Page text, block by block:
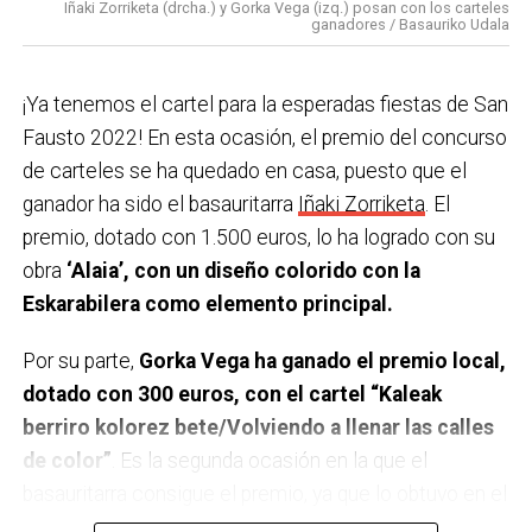
21:30 Pasacalles con Gazte-leku por las peatonales.
22:00 Disko Festa Sound en la carpa de Solobarria
GUDA DANTZA en la plaza Arizgoiti
23:59 Verbena con la orquesta REMIX en la plaza San
Fausto.
Domingo 9 de octubre
9:00 Txupin desde el Ayuntamiento.
9:30 Torneo popular y federado de Tenis de mesa en
el polideportivo Urbi.
10:00 Diana de Gaiteros con B. Haizedoinu Gaiteroak.
10:30 Semifinales del campeonato Open de Bizkaia
2022 de pelota mano en los frontones de Artunduaga.
Iñaki Zorriketa (drcha.) y Gorka Vega (izq.) posan con los carteles
ganadores / Basauriko Udala
¡Ya tenemos el cartel para la esperadas fiestas de San
Fausto 2022! En esta ocasión, el premio del concurso
de carteles se ha quedado en casa, puesto que el
ganador ha sido el basauritarra Iñaki Zorriketa. El
premio, dotado con 1.500 euros, lo ha logrado con su
obra ‘Alaia’, con un diseño colorido con la
Eskarabilera como elemento principal.
Por su parte, Gorka Vega ha ganado el premio local,
dotado con 300 euros, con el cartel “Kaleak
berriro kolorez bete/Volviendo a llenar las calles
de color” . Es la segunda ocasión en la que el